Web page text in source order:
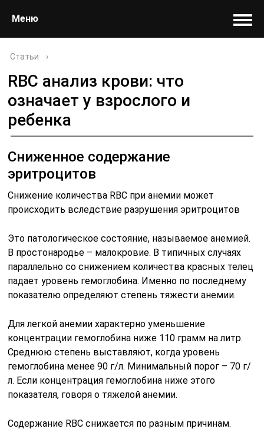
Меню
Статьи ›
RBC анализ крови: что
означает у взрослого и
ребенка
Сниженное содержание
эритроцитов
Снижение количества RBC при анемии может
происходить вследствие разрушения эритроцитов
Это патологическое состояние, называемое анемией.
В простонародье – малокровие. В типичных случаях
параллельно со снижением количества красных телец
падает уровень гемоглобина. Именно по последнему
показателю определяют степень тяжести анемии.
Для легкой анемии характерно уменьшение
концентрации гемоглобина ниже 110 грамм на литр.
Среднюю степень выставляют, когда уровень
гемоглобина менее 90 г/л. Минимальный порог – 70 г/
л. Если концентрация гемоглобина ниже этого
показателя, говоря о тяжелой анемии.
Содержание RBC снижается по разным причинам.